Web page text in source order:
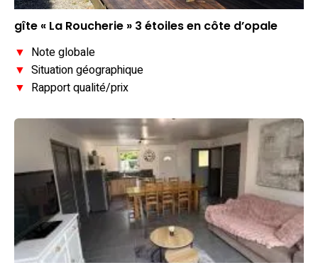
gîte « La Roucherie » 3 étoiles en côte d’opale
▼ Note globale
▼ Situation géographique
▼ Rapport qualité/prix